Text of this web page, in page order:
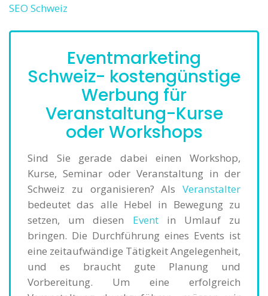
SEO Schweiz
Eventmarketing
Schweiz- kostengünstige
Werbung für
Veranstaltung-Kurse
oder Workshops
Sind Sie gerade dabei einen Workshop,
Kurse, Seminar oder Veranstaltung in der
Schweiz zu organisieren? Als Veranstalter
bedeutet das alle Hebel in Bewegung zu
setzen, um diesen Eventin Umlauf zu
bringen. Die Durchführung eines Events ist
eine zeitaufwändige Tätigkeit Angelegenheit,
und es braucht gute Planung und
Vorbereitung. Um eine erfolgreich